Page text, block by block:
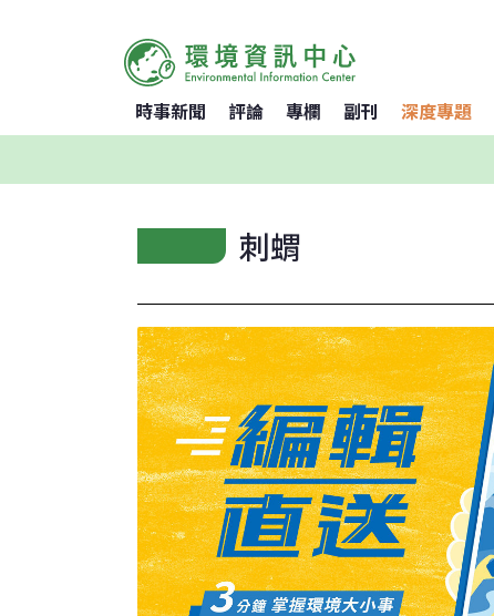
時事新聞 評論 專欄 副刊 深度專題
刺蝟